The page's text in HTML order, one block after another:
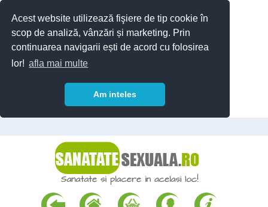
Acest website utilizează fişiere de tip cookie în
scop de analiză, vânzări și marketing. Prin
continuarea navigarii ești de acord cu folosirea
lor! afla mai multe
Am inteles